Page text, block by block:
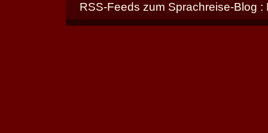
RSS-Feeds zum Sprachreise-Blog :